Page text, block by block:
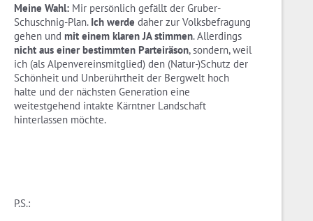
Meine Wahl: Mir persönlich gefällt der Gruber-
Schuschnig-Plan. Ich werde daher zur Volksbefragung
gehen und mit einem klaren JA stimmen. Allerdings
nicht aus einer bestimmten Parteiräson, sondern, weil
ich (als Alpenvereinsmitglied) den (Natur-)Schutz der
Schönheit und Unberührtheit der Bergwelt hoch
halte und der nächsten Generation eine
weitestgehend intakte Kärntner Landschaft
hinterlassen möchte.
P.S.: